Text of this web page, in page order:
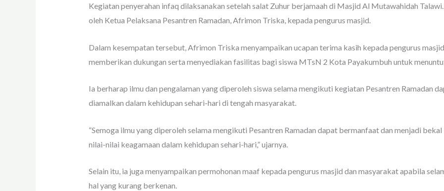
Kegiatan penyerahan infaq dilaksanakan setelah salat Zuhur berjamaah di Masjid Al Mutawahidah
oleh Ketua Pelaksana Pesantren Ramadan, Afrimon Triska, kepada pengurus masjid.
Dalam kesempatan tersebut, Afrimon Triska menyampaikan ucapan terima kasih kepada pengurus
memberikan dukungan serta menyediakan fasilitas bagi siswa MTsN 2 Kota Payakumbuh untuk
Ia berharap ilmu dan pengalaman yang diperoleh siswa selama mengikuti kegiatan Pesantren Ramadan
diamalkan dalam kehidupan sehari-hari di tengah masyarakat.
“Semoga ilmu yang diperoleh selama mengikuti Pesantren Ramadan dapat bermanfaat dan menjadi
nilai-nilai keagamaan dalam kehidupan sehari-hari,” ujarnya.
Selain itu, ia juga menyampaikan permohonan maaf kepada pengurus masjid dan masyarakat apabila
hal yang kurang berkenan.